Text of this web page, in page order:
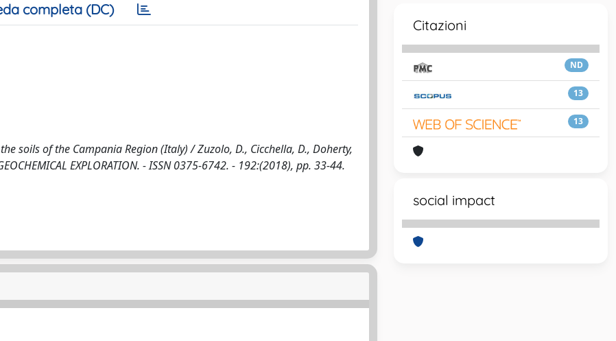
completa (DC)
soils of the Campania Region (Italy) / Zuzolo, D., Cicchella, D., Doherty,
EXPLORATION. - ISSN 0375-6742. - 192:(2018), pp. 33-44.
Citazioni
ND
13
13
social impact